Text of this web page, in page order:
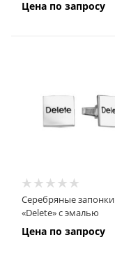
Цена по запросу
Серебряные запонки
«Delete» с эмалью
Цена по запросу